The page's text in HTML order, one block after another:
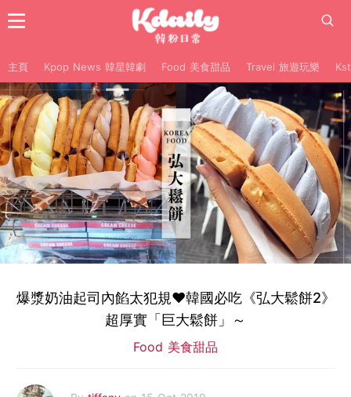
主頁 Kpop News 韓星韓劇 Food 美食甜品 Travel 旅遊玩樂
爆漿奶油起司內餡太犯規♥韓國必吃《弘大鬆餅2》
超厚實「巨大鬆餅」～
Food 美食甜品